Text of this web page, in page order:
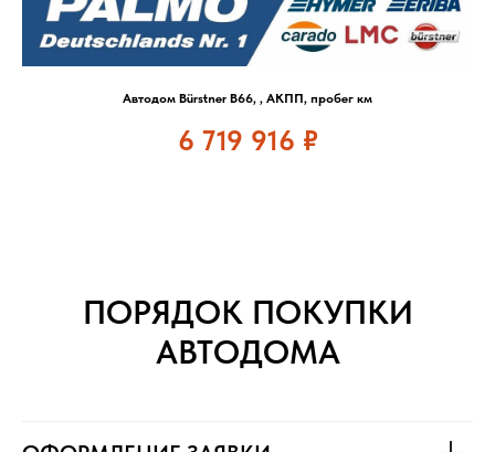
Автодом Bürstner B66, , АКПП, пробег км
6 719 916 ₽
ПОРЯДОК ПОКУПКИ
АВТОДОМА